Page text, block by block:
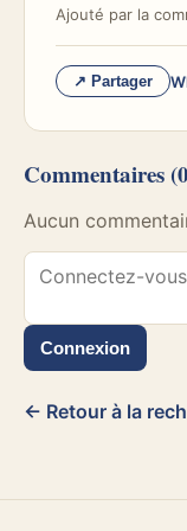
Ajouté par la
↗ Partager
Commentaires
Aucun
Connexion
← Retour à la